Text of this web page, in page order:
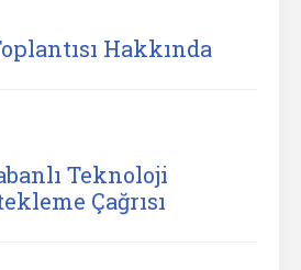
Hakkında
Teknoloji
Çağrısı